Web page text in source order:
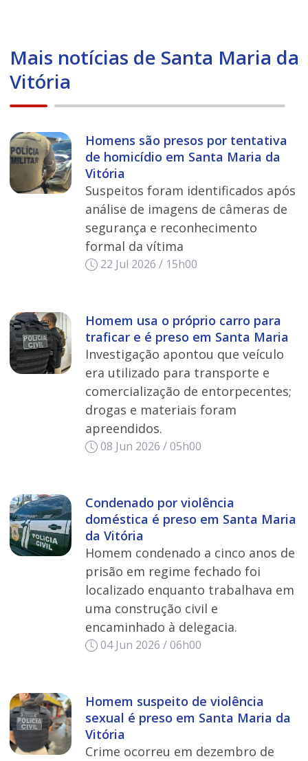
Mais notícias de Santa Maria da
Vitória
Homens são presos por tentativa
de homicídio em Santa Maria da
Vitória
Suspeitos foram identificados após
análise de imagens de câmeras de
segurança e reconhecimento
formal da vítima
22 Jul 2026 / 15h00
Homem usa o próprio carro para
traficar e é preso em Santa Maria
Investigação apontou que veículo
era utilizado para transporte e
comercialização de entorpecentes;
drogas e materiais foram
apreendidos.
08 Jun 2026 / 05h00
Condenado por violência
doméstica é preso em Santa Maria
da Vitória
Homem condenado a cinco anos de
prisão em regime fechado foi
localizado enquanto trabalhava em
uma construção civil e
encaminhado à delegacia.
04 Jun 2026 / 06h00
Homem suspeito de violência
sexual é preso em Santa Maria da
Vitória
Crime ocorreu em dezembro de